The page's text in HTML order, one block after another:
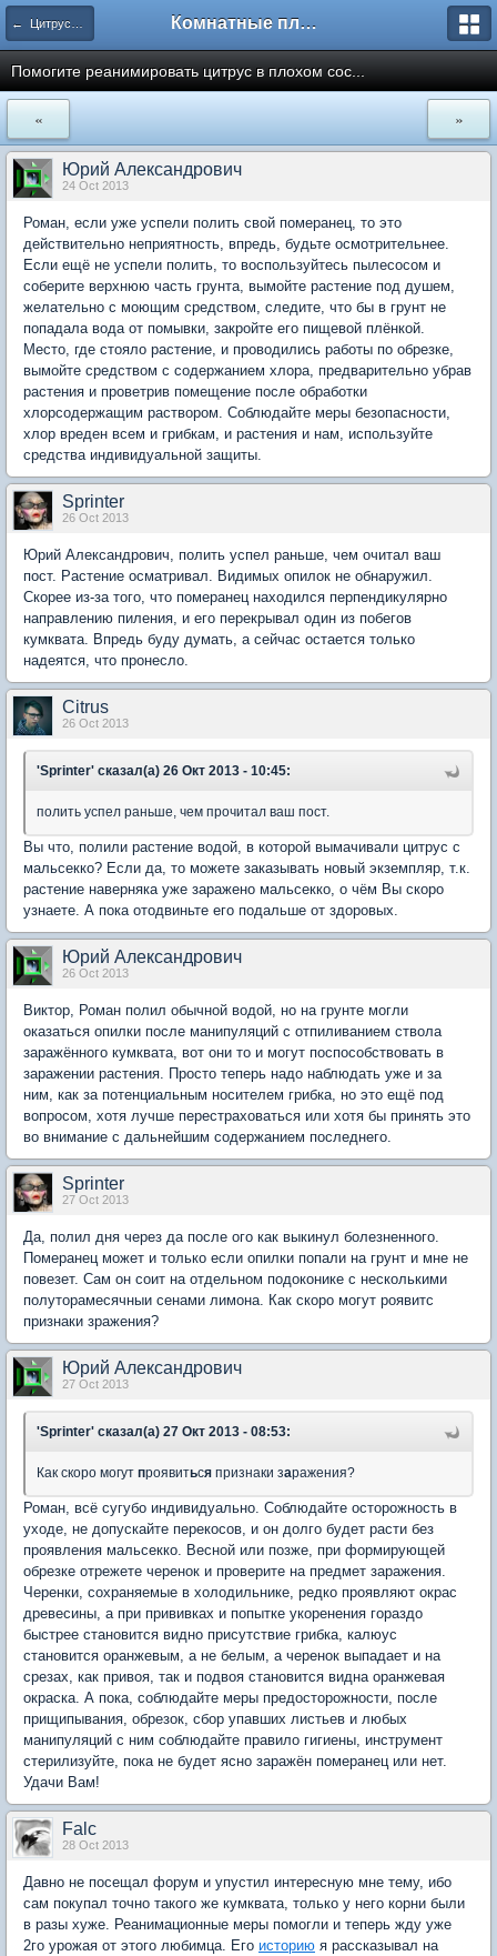
← Цитрусовый сад Комнатные плодовые экзоты
Помогите реанимировать цитрус в плохом сос...
« »
Юрий Александрович
24 Oct 2013
Роман, если уже успели полить свой померанец, то это
действительно неприятность, впредь, будьте осмотрительнее.
Если ещё не успели полить, то воспользуйтесь пылесосом и
соберите верхнюю часть грунта, вымойте растение под душем,
желательно с моющим средством, следите, что бы в грунт не
попадала вода от помывки, закройте его пищевой плёнкой.
Место, где стояло растение, и проводились работы по обрезке,
вымойте средством с содержанием хлора, предварительно убрав
растения и проветрив помещение после обработки
хлорсодержащим раствором. Соблюдайте меры безопасности,
хлор вреден всем и грибкам, и растения и нам, используйте
средства индивидуальной защиты.
Sprinter
26 Oct 2013
Юрий Александрович, полить успел раньше, чем очитал ваш
пост. Растение осматривал. Видимых опилок не обнаружил.
Скорее из-за того, что померанец находился перпендикулярно
направлению пиления, и его перекрывал один из побегов
кумквата. Впредь буду думать, а сейчас остается только
надеятся, что пронесло.
Citrus
26 Oct 2013
'Sprinter' сказал(а) 26 Окт 2013 - 10:45:
полить успел раньше, чем прочитал ваш пост.
Вы что, полили растение водой, в которой вымачивали цитрус с
мальсекко? Если да, то можете заказывать новый экземпляр, т.к.
растение наверняка уже заражено мальсекко, о чём Вы скоро
узнаете. А пока отодвиньте его подальше от здоровых.
Юрий Александрович
26 Oct 2013
Виктор, Роман полил обычной водой, но на грунте могли
оказаться опилки после манипуляций с отпиливанием ствола
заражённого кумквата, вот они то и могут поспособствовать в
заражении растения. Просто теперь надо наблюдать уже и за
ним, как за потенциальным носителем грибка, но это ещё под
вопросом, хотя лучше перестраховаться или хотя бы принять это
во внимание с дальнейшим содержанием последнего.
Sprinter
27 Oct 2013
Да, полил дня через да после ого как выкинул болезненного.
Померанец может и только если опилки попали на грунт и мне не
повезет. Сам он соит на отдельном подоконике с несколькими
полуторамесячныи сенами лимона. Как скоро могут роявитс
признаки зражения?
Юрий Александрович
27 Oct 2013
'Sprinter' сказал(а) 27 Окт 2013 - 08:53:
Как скоро могут проявиться признаки заражения?
Роман, всё сугубо индивидуально. Соблюдайте осторожность в
уходе, не допускайте перекосов, и он долго будет расти без
проявления мальсекко. Весной или позже, при формирующей
обрезке отрежете черенок и проверите на предмет заражения.
Черенки, сохраняемые в холодильнике, редко проявляют окрас
древесины, а при прививках и попытке укоренения гораздо
быстрее становится видно присутствие грибка, калюус
становится оранжевым, а не белым, а черенок выпадает и на
срезах, как привоя, так и подвоя становится видна оранжевая
окраска. А пока, соблюдайте меры предосторожности, после
прищипывания, обрезок, сбор упавших листьев и любых
манипуляций с ним соблюдайте правило гигиены, инструмент
стерилизуйте, пока не будет ясно заражён померанец или нет.
Удачи Вам!
Falc
28 Oct 2013
Давно не посещал форум и упустил интересную мне тему, ибо
сам покупал точно такого же кумквата, только у него корни были
в разы хуже. Реанимационные меры помогли и теперь жду уже
2го урожая от этого любимца. Его историю я рассказывал на